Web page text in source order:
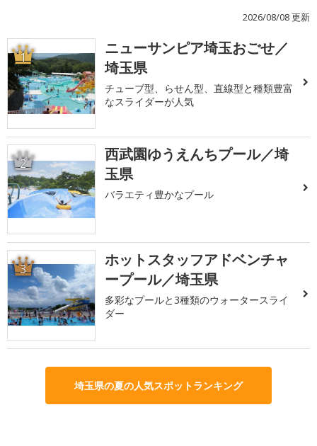
2026/08/08 更新
1
ニューサンピア埼玉おごせ／
埼玉県
チューブ型、らせん型、直線型と種類豊富
なスライダーが人気
2
西武園ゆうえんちプール／埼
玉県
バラエティ豊かなプール
3
ホットスタッフアドベンチャ
ープール／埼玉県
多彩なプールと3種類のウォータースライ
ダー
埼玉県の夏の人気スポットランキング